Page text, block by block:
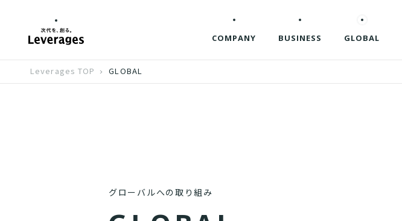
COMPANY BUSINESS GLOBAL
Leverages TOP GLOBAL
グローバルへの取り組み